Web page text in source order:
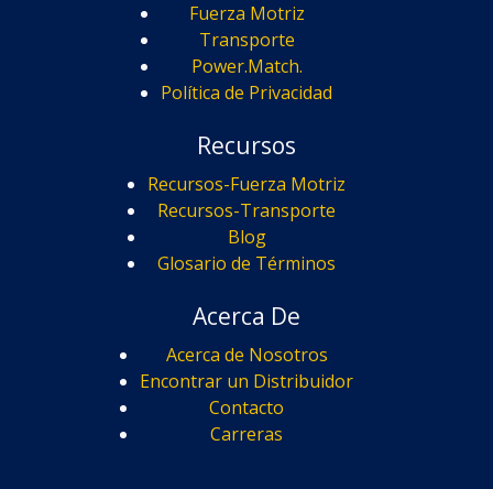
Fuerza Motriz
Transporte
Power.Match.
Política de Privacidad
Recursos
Recursos-Fuerza Motriz
Recursos-Transporte
Blog
Glosario de Términos
Acerca De
Acerca de Nosotros
Encontrar un Distribuidor
Contacto
Carreras